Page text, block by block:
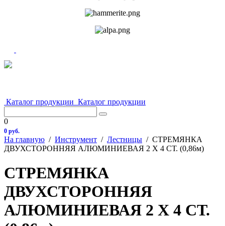
Каталог продукции Каталог продукции
0
0 руб.
На главную / Инструмент / Лестницы / СТРЕМЯНКА
ДВУХСТОРОННЯЯ АЛЮМИНИЕВАЯ 2 Х 4 СТ. (0,86м)
СТРЕМЯНКА
ДВУХСТОРОННЯЯ
АЛЮМИНИЕВАЯ 2 Х 4 СТ.